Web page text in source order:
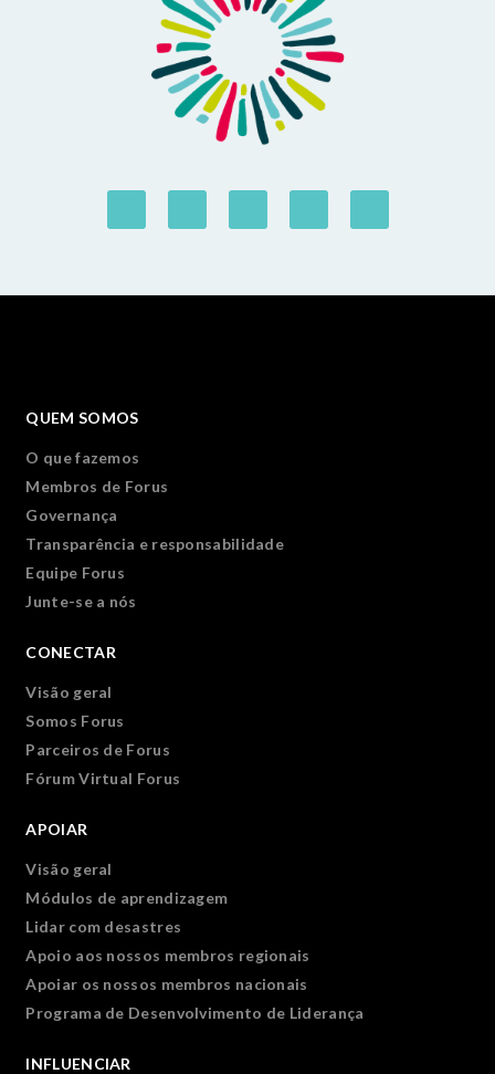
QUEM SOMOS
O que fazemos
Membros de Forus
Governança
Transparência e responsabilidade
Equipe Forus
Junte-se a nós
CONECTAR
Visão geral
Somos Forus
Parceiros de Forus
Fórum Virtual Forus
APOIAR
Visão geral
Módulos de aprendizagem
Lidar com desastres
Apoio aos nossos membros regionais
Apoiar os nossos membros nacionais
Programa de Desenvolvimento de Liderança
INFLUENCIAR